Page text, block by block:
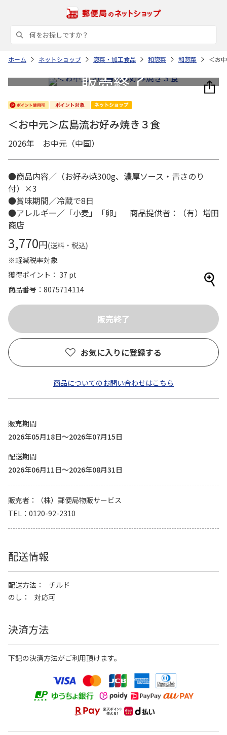
ホーム ネットショップ 惣菜・加工食品 和惣菜 和惣菜 ＜お
＜お中元＞広島流お好み焼き３食
2026年 お中元（中国）
●商品内容／（お好み焼300g、濃厚ソース・青さのり
付）×3
●賞味期間／冷蔵で8日
●アレルギー／「小麦」「卵」 商品提供者：（有）増田
商店
3,770円(送料・税込)
※軽減税率対象
獲得ポイント： 37 pt
商品番号
8075714114
お気に入りに登録する
商品についてのお問い合わせはこちら
販売期間
2026年05月18日～2026年07月15日
配送期間
2026年06月11日～2026年08月31日
販売者
（株）郵便局物販サービス
TEL
0120-92-2310
配送情報
配送方法
チルド
のし
対応可
決済方法
下記の決済方法がご利用頂けます。